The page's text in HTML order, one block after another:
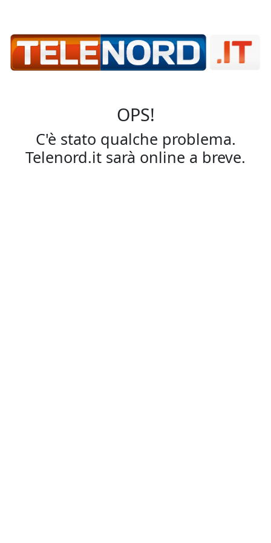
OPS!
C'è stato qualche problema.
Telenord.it sarà online a breve.